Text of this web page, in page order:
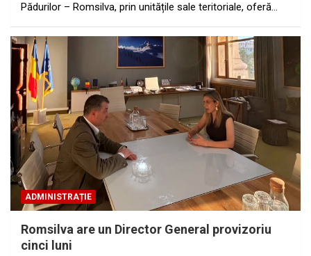
Pădurilor – Romsilva, prin unitățile sale teritoriale, oferă…
ADMINISTRAȚIE
Romsilva are un Director General provizoriu
cinci luni